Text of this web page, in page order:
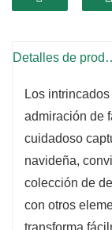
diseño
alta calidad,
una estética
árbol de
realzar la
Los
admiración de
cuidadoso
navideña,
colección de
con otros
transforma